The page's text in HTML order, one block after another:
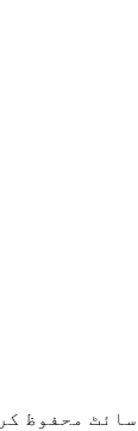
محفوظ